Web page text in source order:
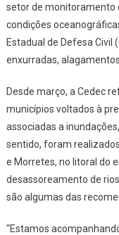
setor de monitoramento
condições
Estadual de Defesa Civil
enxurradas,
Desde março, a Cedec
municípios voltados à
associadas a
sentido, foram
e Morretes, no litoral do
desassoreamento de
são algumas das
“Estamos